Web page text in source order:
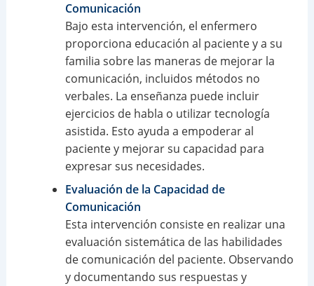
Comunicación
Bajo esta intervención, el enfermero
proporciona educación al paciente y a su
familia sobre las maneras de mejorar la
comunicación, incluidos métodos no
verbales. La enseñanza puede incluir
ejercicios de habla o utilizar tecnología
asistida. Esto ayuda a empoderar al
paciente y mejorar su capacidad para
expresar sus necesidades.
Evaluación de la Capacidad de
Comunicación
Esta intervención consiste en realizar una
evaluación sistemática de las habilidades
de comunicación del paciente. Observando
y documentando sus respuestas y